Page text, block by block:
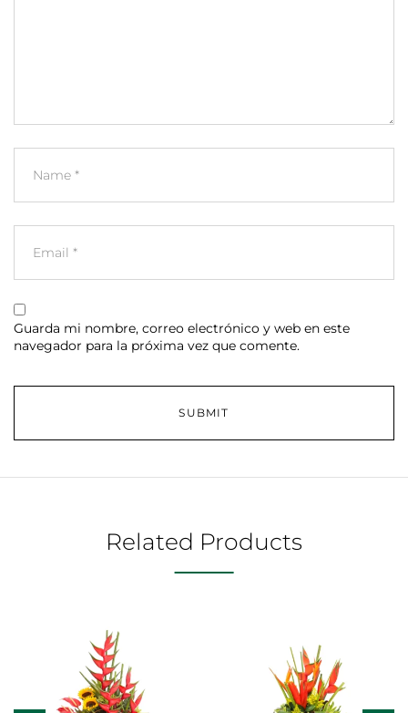
Guarda mi nombre, correo electrónico y web en este
navegador para la próxima vez que comente.
Related Products